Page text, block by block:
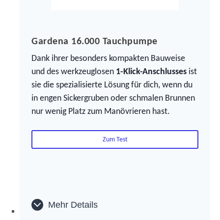
Gardena 16.000 Tauchpumpe
Dank ihrer besonders kompakten Bauweise
und des werkzeuglosen 1-Klick-Anschlusses ist
sie die spezialisierte Lösung für dich, wenn du
in engen Sickergruben oder schmalen Brunnen
nur wenig Platz zum Manövrieren hast.
Zum Test
Mehr Details